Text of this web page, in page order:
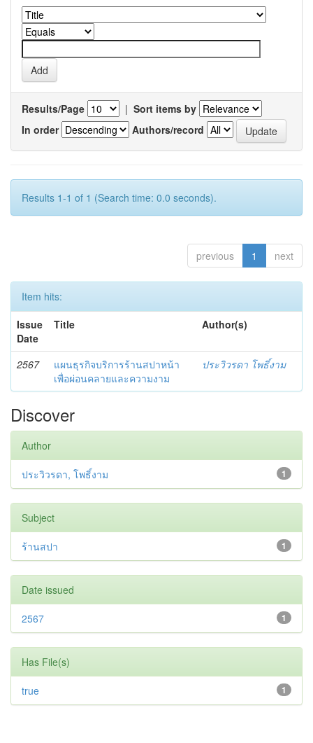
Results/Page | Sort items by
In order
Authors/record
Results 1-1 of 1 (Search time: 0.0 seconds).
previous 1 next
Item hits:
Issue
Date
Title Author(s)
2567
แผนธุรกิจบริการร้านสปาหน้า
เพื่อผ่อนคลายและความงาม
ประวิวรดา โพธิ์งาม
Discover
Author
1
ประวิวรดา, โพธิ์งาม
Subject
1
ร้านสปา
Date issued
1
2567
Has File(s)
1
true